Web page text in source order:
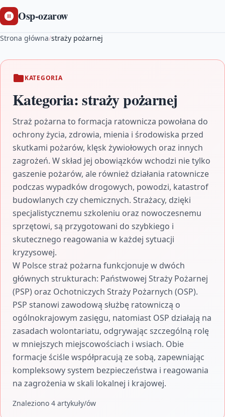
Osp-ozarow
Strona główna/straży pożarnej
KATEGORIA
Kategoria:straży pożarnej
Straż pożarna to formacja ratownicza powołana do
ochrony życia, zdrowia, mienia i środowiska przed
skutkami pożarów, klęsk żywiołowych oraz innych
zagrożeń. W skład jej obowiązków wchodzi nie tylko
gaszenie pożarów, ale również działania ratownicze
podczas wypadków drogowych, powodzi, katastrof
budowlanych czy chemicznych. Strażacy, dzięki
specjalistycznemu szkoleniu oraz nowoczesnemu
sprzętowi, są przygotowani do szybkiego i
skutecznego reagowania w każdej sytuacji
kryzysowej.
W Polsce straż pożarna funkcjonuje w dwóch
głównych strukturach: Państwowej Straży Pożarnej
(PSP) oraz Ochotniczych Straży Pożarnych (OSP).
PSP stanowi zawodową służbę ratowniczą o
ogólnokrajowym zasięgu, natomiast OSP działają na
zasadach wolontariatu, odgrywając szczególną rolę
w mniejszych miejscowościach i wsiach. Obie
formacje ściśle współpracują ze sobą, zapewniając
kompleksowy system bezpieczeństwa i reagowania
na zagrożenia w skali lokalnej i krajowej.
Znaleziono 4 artykuły/ów